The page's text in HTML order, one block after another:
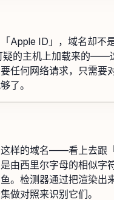
Apple ID」，域名却不
疑的主机上加载来的——
任何网络请求，只需要
了。
这样的域名——看上去跟
由西里尔字母的相似
。检测器通过把渲染出
做对照来识别它们。